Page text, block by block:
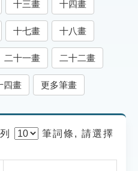
十三畫 十四畫
十七畫 十八畫
二十一畫 二十二畫
四畫 更多筆畫
筆詞條, 請選擇